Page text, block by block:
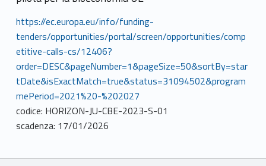
https://ec.europa.eu/info/funding-
tenders/opportunities/portal/screen/opportunities/comp
etitive-calls-cs/12406?
order=DESC&pageNumber=1&pageSize=50&sortBy=star
tDate&isExactMatch=true&status=31094502&program
mePeriod=2021%20-%202027
codice: HORIZON-JU-CBE-2023-S-01
scadenza: 17/01/2026